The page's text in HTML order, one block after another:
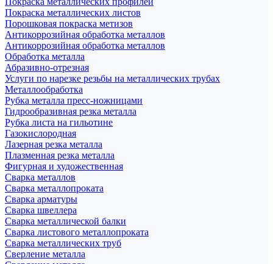
Покраска металлических листов
Порошковая покраска метизов
Антикоррозийная обработка металлов
Антикоррозийная обработка металлов
Обработка металла
Абразивно-отрезная
Услуги по нарезке резьбы на металлических трубах
Металлообработка
Рубка металла пресс-ножницами
Гидрообразивная резка металла
Рубка листа на гильотине
Газокислородная
Лазерная резка металла
Плазменная резка металла
Фигурная и художественная
Сварка металлов
Сварка металлопроката
Сварка арматуры
Сварка швеллера
Сварка металлической балки
Сварка листового металлопроката
Сварка металлических труб
Сверление металла